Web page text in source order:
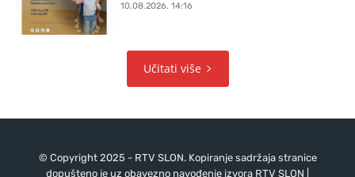
10.08.2026. 14:16
Učitati više
© Copyright 2025 - RTV SLON. Kopiranje sadržaja stranice
dopušteno je uz obavezno navođenje izvora RTV SLON |